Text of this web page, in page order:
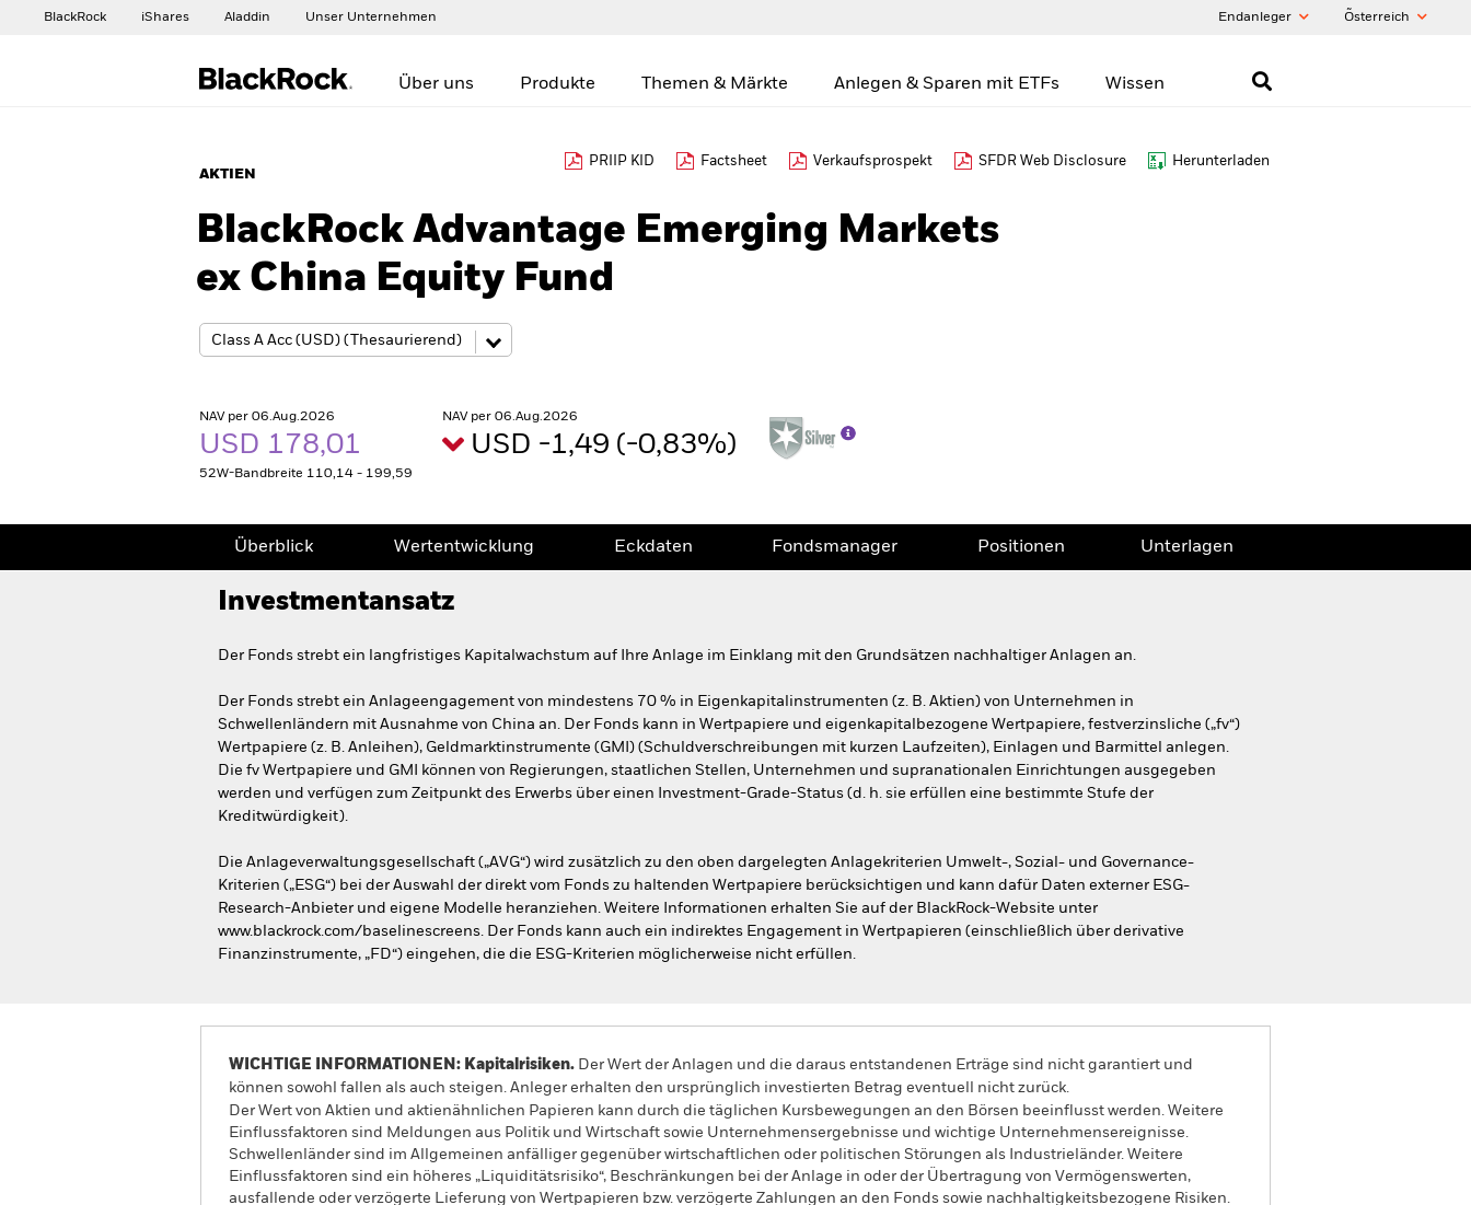
BlackRock iShares Aladdin Unser Unternehmen Endanleger Õsterreich
Über uns Produkte Themen & Märkte Anlegen & Sparen mit ETFs Wissen
AKTIEN
PRIIP KID Factsheet Verkaufsprospekt SFDR Web Disclosure Herunterladen
BlackRock Advantage Emerging Markets
ex China Equity Fund
NAV per 06.Aug.2026
USD 178,01
52W-Bandbreite 110,14 - 199,59
NAV per 06.Aug.2026
USD -1,49 (-0,83%)
Überblick Wertentwicklung Eckdaten Fondsmanager Positionen Unterlagen
Investmentansatz
Der Fonds strebt ein langfristiges Kapitalwachstum auf Ihre Anlage im Einklang mit den Grundsätzen nachhaltiger Anlagen an.
Der Fonds strebt ein Anlageengagement von mindestens 70 % in Eigenkapitalinstrumenten (z. B. Aktien) von Unternehmen in
Schwellenländern mit Ausnahme von China an. Der Fonds kann in Wertpapiere und eigenkapitalbezogene Wertpapiere, festverzinsliche („fv“)
Wertpapiere (z. B. Anleihen), Geldmarktinstrumente (GMI) (Schuldverschreibungen mit kurzen Laufzeiten), Einlagen und Barmittel anlegen.
Die fv Wertpapiere und GMI können von Regierungen, staatlichen Stellen, Unternehmen und supranationalen Einrichtungen ausgegeben
werden und verfügen zum Zeitpunkt des Erwerbs über einen Investment-Grade-Status (d. h. sie erfüllen eine bestimmte Stufe der
Kreditwürdigkeit).
Die Anlageverwaltungsgesellschaft („AVG“) wird zusätzlich zu den oben dargelegten Anlagekriterien Umwelt-, Sozial- und Governance-
Kriterien („ESG“) bei der Auswahl der direkt vom Fonds zu haltenden Wertpapiere berücksichtigen und kann dafür Daten externer ESG-
Research-Anbieter und eigene Modelle heranziehen. Weitere Informationen erhalten Sie auf der BlackRock-Website unter
www.blackrock.com/baselinescreens. Der Fonds kann auch ein indirektes Engagement in Wertpapieren (einschließlich über derivative
Finanzinstrumente, „FD“) eingehen, die die ESG-Kriterien möglicherweise nicht erfüllen.
WICHTIGE INFORMATIONEN: Kapitalrisiken. Der Wert der Anlagen und die daraus entstandenen Erträge sind nicht garantiert und
können sowohl fallen als auch steigen. Anleger erhalten den ursprünglich investierten Betrag eventuell nicht zurück.
Der Wert von Aktien und aktienähnlichen Papieren kann durch die täglichen Kursbewegungen an den Börsen beeinflusst werden. Weitere
Einflussfaktoren sind Meldungen aus Politik und Wirtschaft sowie Unternehmensergebnisse und wichtige Unternehmensereignisse.
Schwellenländer sind im Allgemeinen anfälliger gegenüber wirtschaftlichen oder politischen Störungen als Industrieländer. Weitere
Einflussfaktoren sind ein höheres „Liquiditätsrisiko“, Beschränkungen bei der Anlage in oder der Übertragung von Vermögenswerten,
ausfallende oder verzögerte Lieferung von Wertpapieren bzw. verzögerte Zahlungen an den Fonds sowie nachhaltigkeitsbezogene Risiken.